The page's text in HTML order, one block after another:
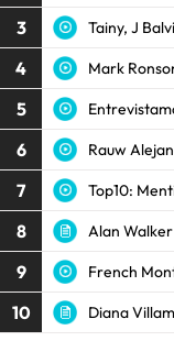
3 Tainy, J
4 Mark
5
6 Rauw
7 Top10:
8 Alan
9 French
10 Diana